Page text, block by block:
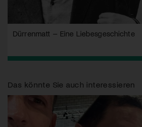
Dürrenmatt – Eine Liebesgeschichte
Das könnte Sie auch interessieren